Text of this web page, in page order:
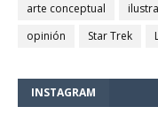
arte conceptual
opinión
Star Trek
INSTAGRAM